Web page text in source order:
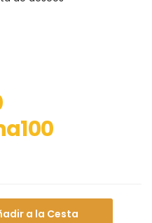
a la Cesta